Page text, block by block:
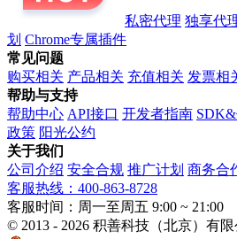
私密代理 独享代
划 Chrome专属插件
常见问题
购买相关 产品相关 充值相关 发票相
帮助与支持
帮助中心 API接口 开发者指南
政策 阳光公约
关于我们
公司介绍 安全合规 推广计划 商务合
客服热线：400-863-8728
客服时间：周一至周五 9:00 ~ 21:00
© 2013 - 2026 积善科技（北京）有限